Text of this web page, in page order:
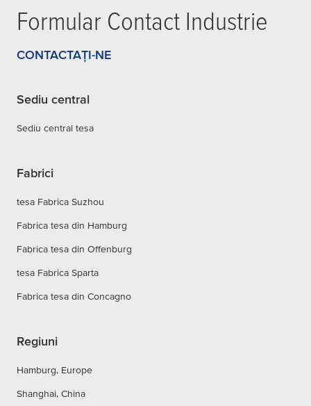
Formular Contact Industrie
CONTACTAȚI-NE
Sediu central
Sediu central tesa
Fabrici
tesa Fabrica Suzhou
Fabrica tesa din Hamburg
Fabrica tesa din Offenburg
tesa Fabrica Sparta
Fabrica tesa din Concagno
Regiuni
Hamburg, Europe
Shanghai, China